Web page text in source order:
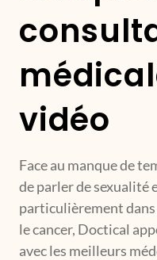
vidéo
Face au manque de
de parler de sexualité
particulièrement
le cancer, Doctical
avec les meilleurs